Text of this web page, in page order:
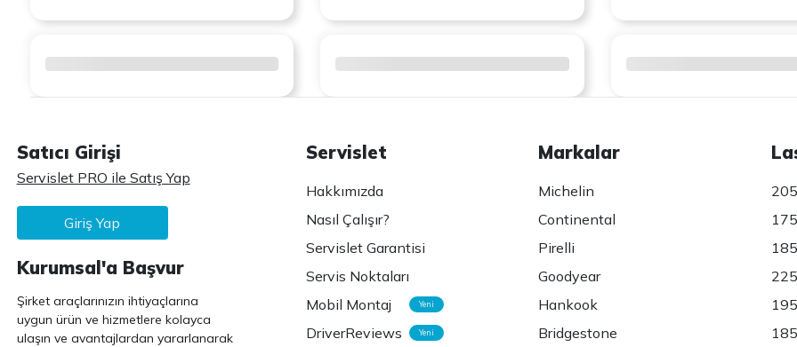
Satıcı Girişi
Servislet PRO ile Satış Yap
Giriş Yap
Kurumsal'a Başvur
Şirket araçlarınızın ihtiyaçlarına
uygun ürün ve hizmetlere kolayca
ulaşın ve avantajlardan yararlanarak
Servislet
Hakkımızda
Nasıl Çalışır?
Servislet Garantisi
Servis Noktaları
Mobil Montaj
Yeni
DriverReviews Yeni
Markalar
Michelin
Continental
Pirelli
Goodyear
Hankook
Bridgestone